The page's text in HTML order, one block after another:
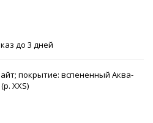
до 3 дней
покрытие: вспененный Аква-
XXS)